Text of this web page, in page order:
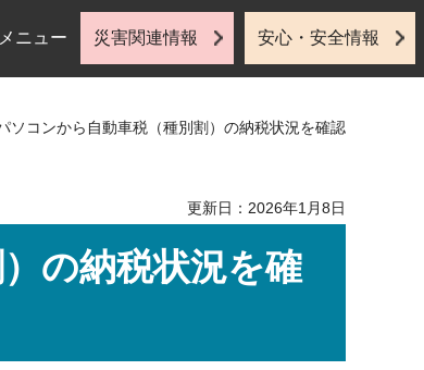
ニュー 災害関連情報 安心・安全情報
ソコンから自動車税（種別割）の納税状況を確認
更新日：2026年1月8日
の納税状況を確